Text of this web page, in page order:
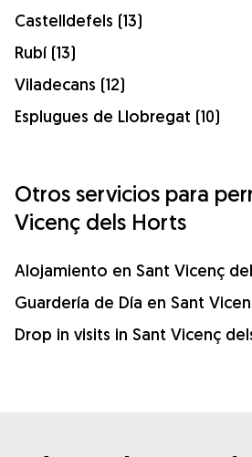
Castelldefels (13)
Rubí (13)
Viladecans (12)
Esplugues de Llobregat (10)
Otros servicios para
Vicenç dels Horts
Alojamiento en Sant Vicenç
Guardería de Día en Sant
Drop in visits in Sant Vicenç